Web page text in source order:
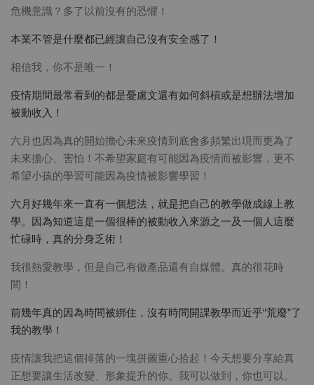
危機意識？多了以前沒有的恐懼！
本業不管是什麼都已經讓自己沒有安全感了！
相信我，你不是唯一！
疫情期間最常看到的都是憂慮文還有如何斜槓或是想辦法增加
被動收入！
六月也因為真的開始擔心未來疫情到底會多頻繁出現而更為了
未來擔心、害怕！不希望家庭有可能因為疫情而被影響，更不
希望小孩的學習可能因為疫情被影響學習！
六月好幾年來一直有一個想法，就是把自己的教學做成線上教
學。因為知道這是一個很棒的被動收入來源之一及一個人這麼
忙碌時，真的分身乏術！
我很熱愛教學，但是自己有做產品還有自媒體。真的很花時
間！
前幾年真的因為時間被綁住，沒有時間開課教學而近乎“荒廢”了
我的教學！
疫情讓我把這個掉落的一塊拼圖重心拾起！今天想要分享給真
正想要讓生活改變、形象提升的你。我可以做到，你也可以。